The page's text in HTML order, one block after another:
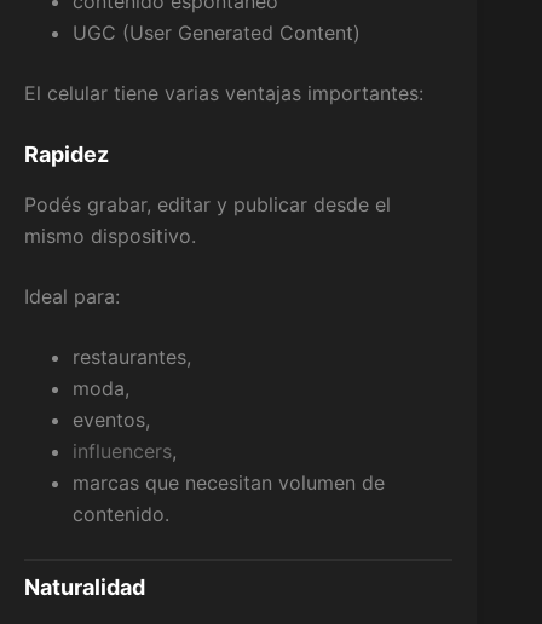
UGC (User Generated Content)
El celular tiene varias ventajas importantes:
Rapidez
Podés grabar, editar y publicar desde el
mismo dispositivo.
Ideal para:
restaurantes,
moda,
eventos,
influencers,
marcas que necesitan volumen de
contenido.
Naturalidad